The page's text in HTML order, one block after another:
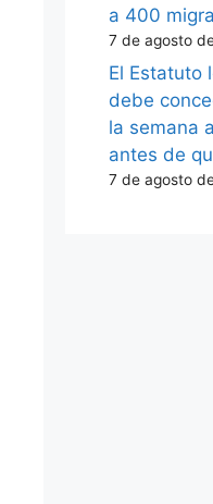
a 400
7 de agosto
El Estatuto
debe
la semana
antes de
7 de agosto